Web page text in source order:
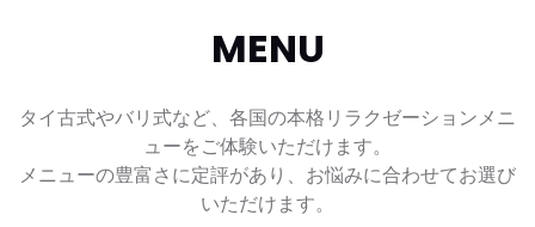
MENU
タイ古式やバリ式など、各国の本格リラクゼーションメニ
ューをご体験いただけます。
メニューの豊富さに定評があり、お悩みに合わせてお選び
いただけます。